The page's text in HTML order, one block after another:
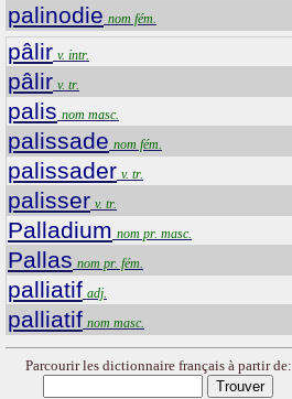
palinodie nom fém.
pâlir v. intr.
pâlir v. tr.
palis nom masc.
palissade nom fém.
palissader v. tr.
palisser v. tr.
Palladium nom pr. masc.
Pallas nom pr. fém.
palliatif adj.
palliatif nom masc.
Parcourir les dictionnaire français à partir de: